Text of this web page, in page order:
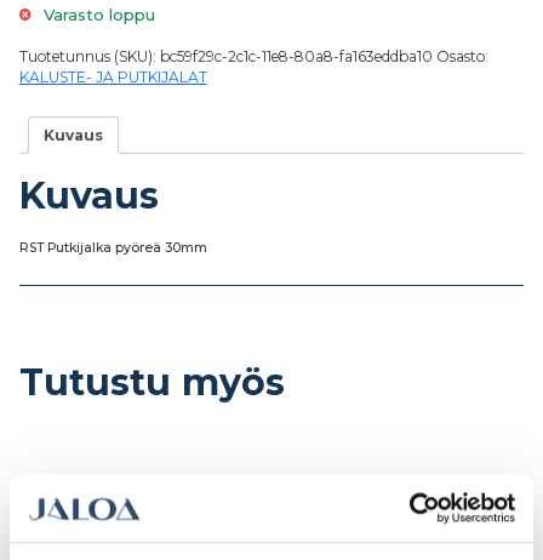
Varasto loppu
Tuotetunnus (SKU): bc59f29c-2c1c-11e8-80a8-fa163eddba10 Osasto:
KALUSTE- JA PUTKIJALAT
Kuvaus
Kuvaus
RST Putkijalka pyöreä 30mm
Tutustu myös